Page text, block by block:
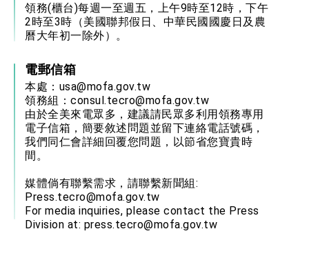
領務(櫃台)每週一至週五，上午9時至12時，下午
2時至3時（美國聯邦假日、中華民國國慶日及農
曆大年初一除外）。
電郵信箱
本處： usa@mofa.gov.tw
領務組： consul.tecro@mofa.gov.tw
由於全美來電眾多，建議請民眾多利用領務專用
電子信箱，簡要敘述問題並留下連絡電話號碼，
我們同仁會詳細回覆您問題，以節省您寶貴時
間。
媒體倘有聯繫需求，請聯繫新聞組:
Press.tecro@mofa.gov.tw
For media inquiries, please contact the Press
Division at: press.tecro@mofa.gov.tw